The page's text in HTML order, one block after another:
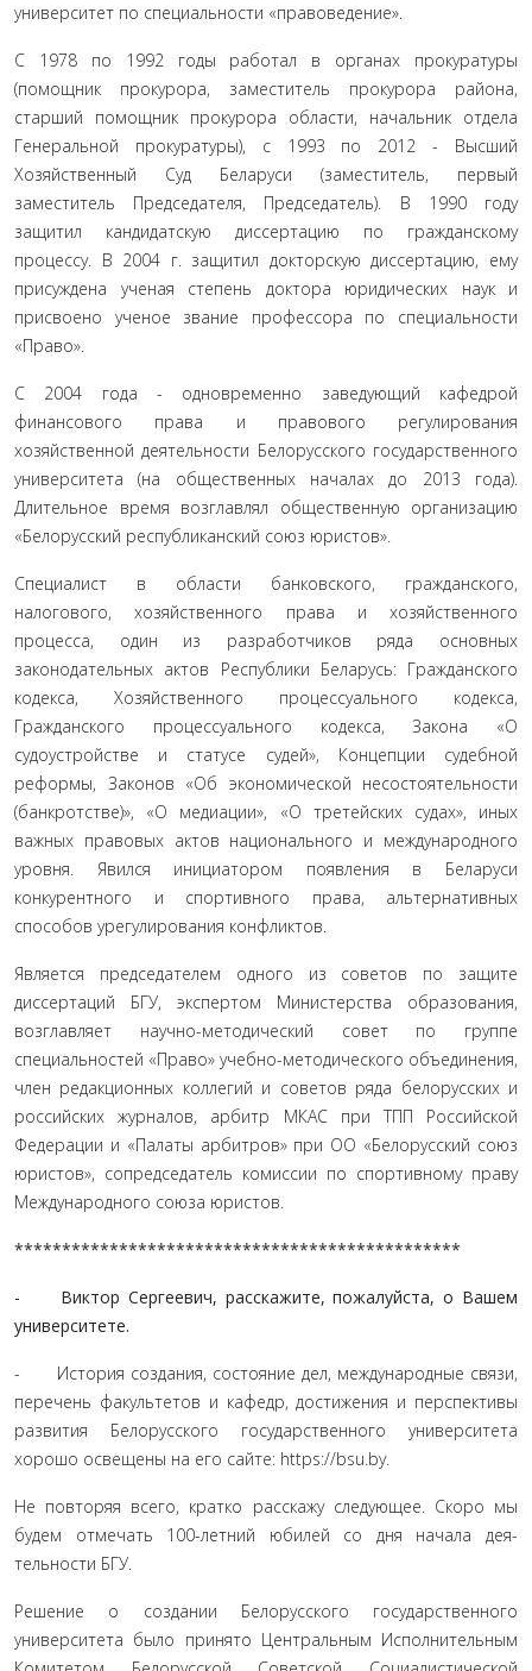
университет по специальности «правоведение».
С 1978 по 1992 годы работал в органах прокуратуры
(помощник прокурора, заместитель прокурора района,
старший помощник прокурора области, начальник отдела
Генеральной прокуратуры), с 1993 по 2012 - Высший
Хозяйственный Суд Беларуси (замести­тель, первый
заместитель Председателя, Председатель). В 1990 году
защитил кандидатскую диссертацию по гражданскому
процессу. В 2004 г. защитил докторскую диссертацию, ему
присуждена ученая степень доктора юридических наук и
присвоено ученое звание профессора по специальности
«Право».
С 2004 года - одновременно заведующий кафедрой
финансового права и правового регулирования
хозяйственной деятельности Бело­русского государственного
университета (на общественных началах до 2013 года).
Длительное время возглавлял общественную органи­зацию
«Белорусский республиканский союз юристов».
Специалист в области банковского, гражданского,
налогового, хозяйственного права и хозяйственного
процесса, один из разработ­чиков ряда основных
законодательных актов Республики Беларусь: Гражданского
кодекса, Хозяйственного процессуального кодекса,
Гражданского процессуального кодекса, Закона «О
судоустройстве и статусе судей», Концепции судебной
реформы, Законов «Об эко­номической несостоятельности
(банкротстве)», «О медиации», «О третейских судах», иных
важных правовых актов национального и международного
уровня. Явился инициатором появления в Беларуси
конкурентного и спортивного права, альтернативных
способов урегулирования конфликтов.
Является председателем одного из советов по защите
диссертаций БГУ, экспертом Министерства образования,
возглавляет науч­но-методический совет по группе
специальностей «Право» учебно-методического объединения,
член редакционных коллегий и советов ряда белорусских и
российских журналов, арбитр МКАС при ТПП Российской
Федерации и «Палаты арбитров» при ОО «Белорусский союз
юристов», сопредседатель комиссии по спортивному праву
Международного союза юристов.
***********************************************
- Виктор Сергеевич, расскажите, пожалуйста, о Ва­шем
университете.
- История создания, состояние дел, международные свя­зи,
перечень факультетов и кафедр, достижения и перспек­тивы
развития Белорусского государственного университета
хорошо освещены на его сайте: https://bsu.by.
Не повторяя всего, кратко расскажу следующее. Скоро мы
будем отмечать 100-летний юбилей со дня начала дея­
тельности БГУ.
Решение о создании Белорусского государственного
университета было принято Центральным Исполнитель­ным